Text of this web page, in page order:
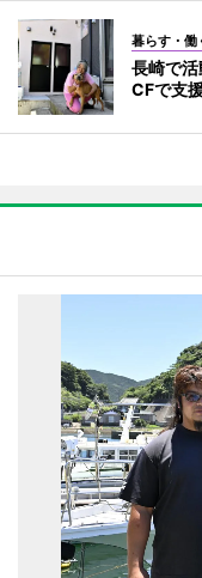
暮らす・働
長崎で
CFで支